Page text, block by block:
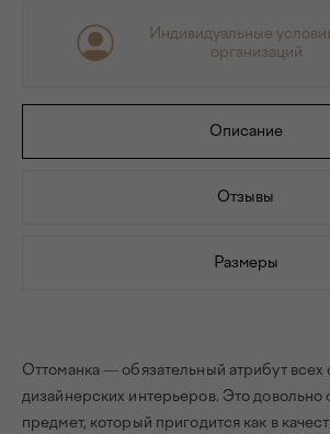
Индивидуальные
организаций
Описание
Отзывы
Размеры
Оттоманка — обязательный атрибут
дизайнерских интерьеров. Это
предмет, который пригодится как в